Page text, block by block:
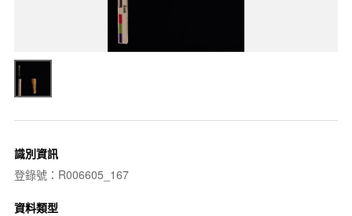
識別資訊
登錄號：R006605_167
資料類型